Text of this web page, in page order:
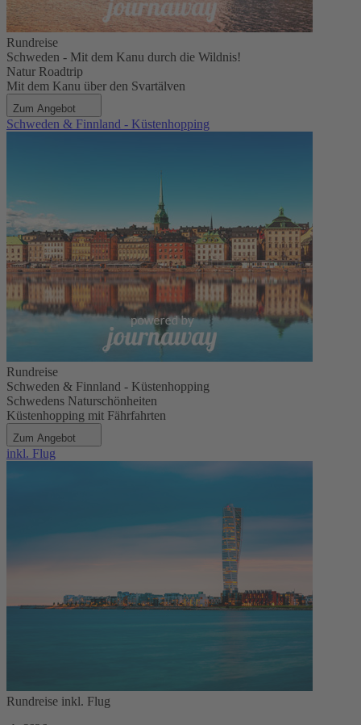
Rundreise
Schweden - Mit dem Kanu durch die Wildnis!
Natur Roadtrip
Mit dem Kanu über den Svartälven
Zum Angebot
Schweden & Finnland - Küstenhopping
Rundreise
Schweden & Finnland - Küstenhopping
Schwedens Naturschönheiten
Küstenhopping mit Fährfahrten
Zum Angebot
inkl. Flug
Rundreise inkl. Flug